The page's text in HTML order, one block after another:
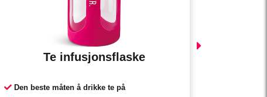
Te infusjonsflaske
Den beste måten å drikke te på